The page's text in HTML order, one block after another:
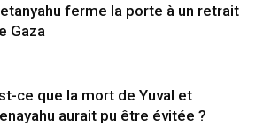
ferme la porte à un retrait
Gaza
ce que la mort de Yuval et
aurait pu être évitée ?